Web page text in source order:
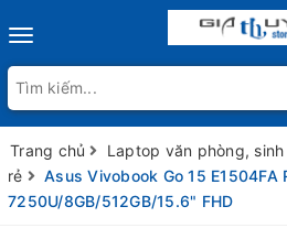
Toggle
Trang chủ
Laptop văn phòng,
rẻ
Asus Vivobook Go 15 E1504FA
7250U/8GB/512GB/15.6" FHD